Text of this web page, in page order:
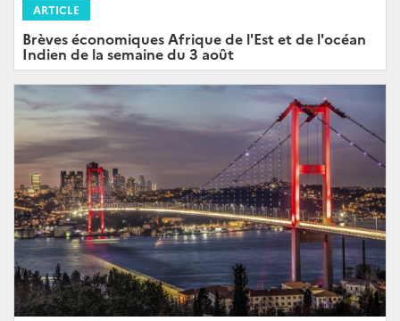
ARTICLE
Brèves économiques Afrique de l'Est et de l'océan
Indien de la semaine du 3 août